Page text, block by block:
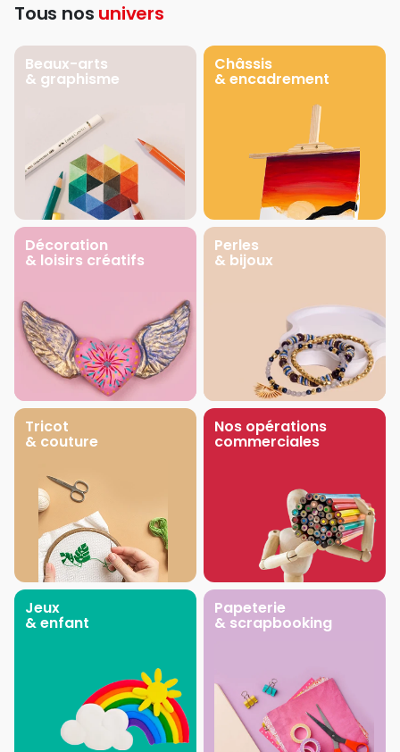
Tous nos univers
Beaux-arts
& graphisme
Châssis
& encadrement
Décoration
& loisirs créatifs
Perles
& bijoux
Tricot
& couture
Nos opérations
commerciales
Jeux
& enfant
Papeterie
& scrapbooking